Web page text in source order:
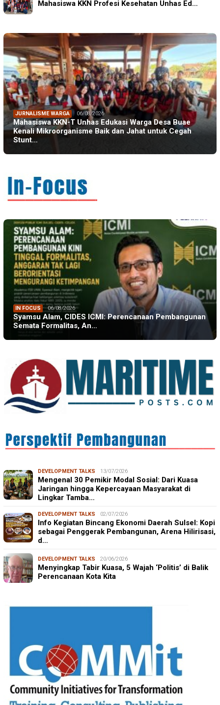
Mahasiswa KKN Profesi Kesehatan Unhas Ed…
JURNALISME WARGA 06/08/2026
Mahasiswa KKN-T Unhas Edukasi Warga Desa Buae
Kenali Mikroorganisme Baik dan Jahat untuk Cegah
Stunt…
IN FOCUS 06/08/2026
Syamsu Alam, CIDES ICMI: Perencanaan Pembangunan
Semata Formalitas, An…
DEVELOPMENT TALKS 13/07/2026
Mengenal 30 Pemikir Modal Sosial: Dari Kuasa
Jaringan hingga Kepercayaan Masyarakat di
Lingkar Tamba…
DEVELOPMENT TALKS 02/07/2026
Info Kegiatan Bincang Ekonomi Daerah Sulsel: Kopi
sebagai Penggerak Pembangunan, Arena Hilirisasi,
d…
DEVELOPMENT TALKS 20/06/2026
Menyingkap Tabir Kuasa, 5 Wajah ‘Politis’ di Balik
Perencanaan Kota Kita